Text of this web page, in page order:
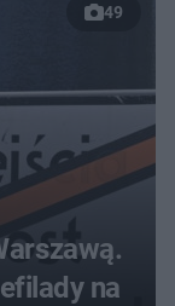
49
na